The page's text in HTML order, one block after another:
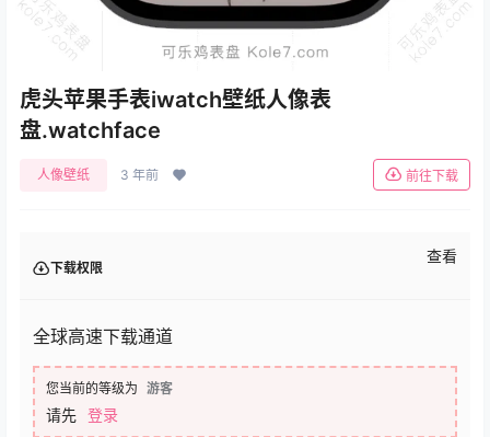
虎头苹果手表iwatch壁纸人像表
盘.watchface
人像壁纸 3 年前 前往下载
下载权限
查看
全球高速下载通道
您当前的等级为 游客
请先 登录